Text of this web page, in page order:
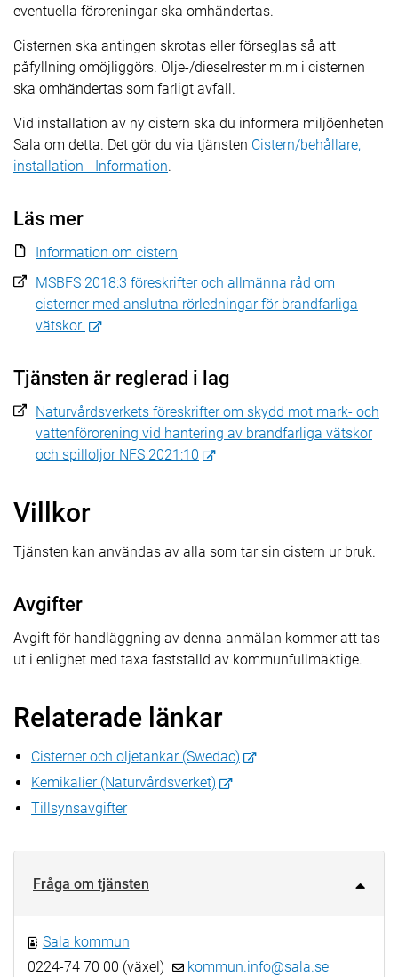
eventuella föroreningar ska omhändertas.
Cisternen ska antingen skrotas eller förseglas så att
påfyllning omöjliggörs. Olje-/dieselrester m.m i cisternen
ska omhändertas som farligt avfall.
Vid installation av ny cistern ska du informera miljöenheten
Sala om detta. Det gör du via tjänsten Cistern/behållare,
installation - Information.
Läs mer
Information om cistern
MSBFS 2018:3 föreskrifter och allmänna råd om
cisterner med anslutna rörledningar för brandfarliga
vätskor
Tjänsten är reglerad i lag
Naturvårdsverkets föreskrifter om skydd mot mark- och
vattenförorening vid hantering av brandfarliga vätskor
och spilloljor NFS 2021:10
Villkor
Tjänsten kan användas av alla som tar sin cistern ur bruk.
Avgifter
Avgift för handläggning av denna anmälan kommer att tas
ut i enlighet med taxa fastställd av kommunfullmäktige.
Relaterade länkar
Cisterner och oljetankar (Swedac)
Kemikalier (Naturvårdsverket)
Tillsynsavgifter
Fråga om tjänsten
Sala kommun
0224-74 70 00 (växel)
kommun.info@sala.se